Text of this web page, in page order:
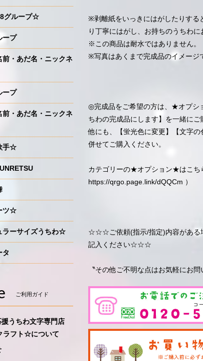
※剥離紙をいっきにはがしたりする
り丁寧にはがし、お持ちのうちわに
※この商品は耐水ではありません。
※写真はあくまで完成品のイメージ
◎完成品をご希望の方は、★オプシ
ちわの完成品にします】を一緒にご
他にも、【蛍光色に変更】【文字の
併せてご購入ください。
カテゴリーの★オプション★はこ
https://qrgo.page.link/dQQCm ）
☆☆☆ご依頼(指示/指定)内容がある
記入ください☆☆☆
〝その他ご不明な点はお気軽にお問
グループ☆
ープ
前・あだ名・ニックネ
ープ
前・あだ名・ニックネ
手☆
ツ☆
ーサイズうちわ☆
タ
ご利用ガイド
援うちわ文字専門店
ラフト☆について